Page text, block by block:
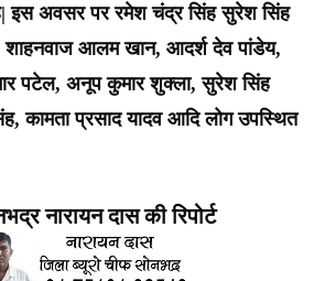
इस अवसर पर रमेश चंद्र सिंह सुरेश सिंह
शाहनवाज आलम खान, आदर्श देव पांडेय,
पटेल, अनूप कुमार शुक्ला, सुरेश सिंह
कामता प्रसाद यादव आदि लोग उपस्थित
नारायन दास की रिपोर्ट